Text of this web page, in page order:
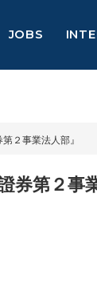
JOBS
２事業法人部』
券第２事